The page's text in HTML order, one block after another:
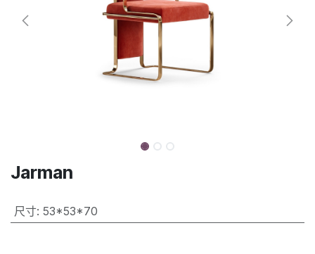
Jarman
尺寸: 53*53*70